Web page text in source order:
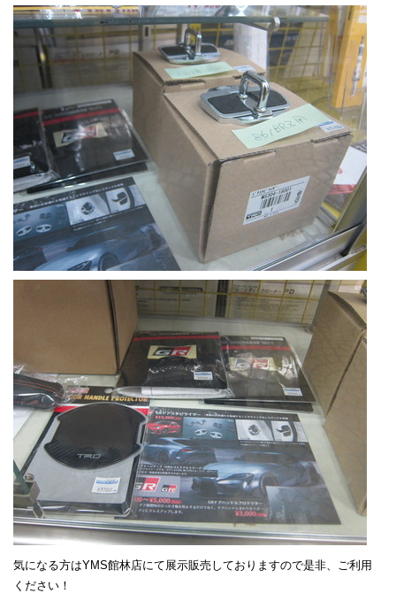
気になる方はYMS館林店にて展示販売しておりますので是非、ご利用
ください！